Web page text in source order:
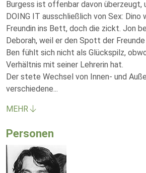
Burgess ist offenbar davon überzeugt,
DOING IT ausschließlich von Sex: Dino
Freundin ins Bett, doch die zickt. Jon
Deborah, weil er den Spott der
Ben fühlt sich nicht als Glückspilz,
Verhältnis mit seiner Lehrerin hat.
Der stete Wechsel von Innen- und
verschiedene...
MEHR
Personen